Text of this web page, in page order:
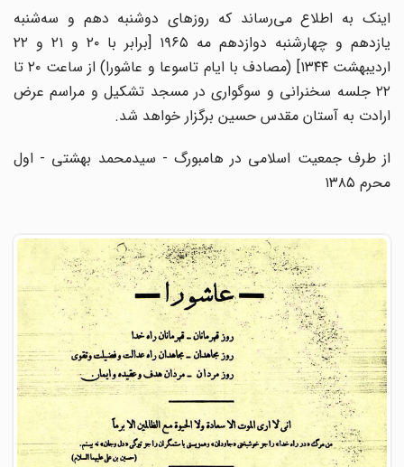
اینک به اطلاع می‌رساند که روزهای دوشنبه دهم و سه‌شنبه
یازدهم و چهارشنبه دوازدهم مه ۱۹۶۵ [برابر با ۲۰ و ۲۱ و ۲۲
اردیبهشت ۱۳۴۴] (مصادف با ایام تاسوعا و عاشورا) از ساعت ۲۰ تا
۲۲ جلسه سخنرانی و سوگواری در مسجد تشکیل و مراسم عرض
ارادت به آستان مقدس حسین برگزار خواهد شد.
از طرف جمعیت اسلامی در هامبورگ - سیدمحمد بهشتی - اول
محرم ۱۳۸۵